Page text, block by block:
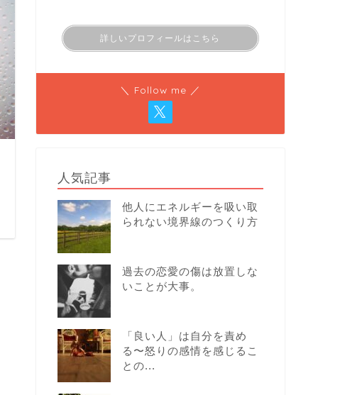
詳しいプロフィールはこちら
＼ Follow me ／
人気記事
他人にエネルギーを吸い取
られない境界線のつくり方
過去の恋愛の傷は放置しな
いことが大事。
「良い人」は自分を責め
る〜怒りの感情を感じるこ
との...